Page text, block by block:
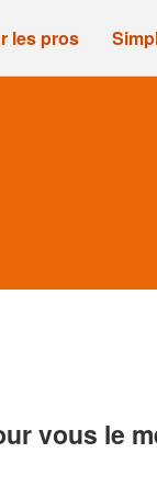
les pros
vous le